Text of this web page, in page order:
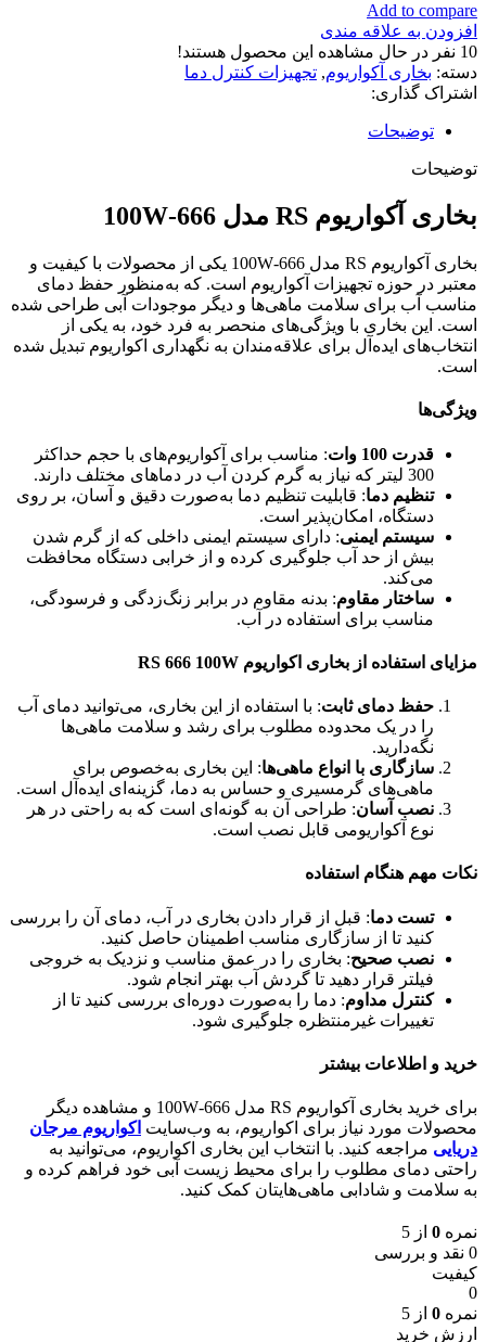
Add to compare
افزودن به علاقه مندی
10 نفر در حال مشاهده این محصول هستند!
دسته: بخاری آکواریوم, تجهیزات کنترل دما
اشتراک گذاری:
توضیحات
توضیحات
بخاری آکواریوم RS مدل 666-100W
بخاری آکواریوم RS مدل 666-100W یکی از محصولات با کیفیت و
معتبر در حوزه تجهیزات آکواریوم است. که به‌منظور حفظ دمای
مناسب آب برای سلامت ماهی‌ها و دیگر موجودات آبی طراحی شده
است. این بخاری با ویژگی‌های منحصر به فرد خود، به یکی از
انتخاب‌های ایده‌آل برای علاقه‌مندان به نگهداری اکواریوم تبدیل شده
است.
ویژگی‌ها
قدرت 100 وات
: مناسب برای آکواریوم‌های با حجم حداکثر
300 لیتر که نیاز به گرم کردن آب در دماهای مختلف دارند.
تنظیم دما: قابلیت تنظیم دما به‌صورت دقیق و آسان، بر روی
دستگاه، امکان‌پذیر است.
سیستم ایمنی: دارای سیستم ایمنی داخلی که از گرم شدن
بیش از حد آب جلوگیری کرده و از خرابی دستگاه محافظت
می‌کند.
ساختار مقاوم: بدنه مقاوم در برابر زنگ‌زدگی و فرسودگی،
مناسب برای استفاده در آب.
مزایای استفاده از بخاری اکواریوم RS 666 100W
حفظ دمای ثابت: با استفاده از این بخاری، می‌توانید دمای آب
را در یک محدوده مطلوب برای رشد و سلامت ماهی‌ها
نگه‌دارید.
سازگاری با انواع ماهی‌ها: این بخاری به‌خصوص برای
ماهی‌های گرمسیری و حساس به دما، گزینه‌ای ایده‌آل است.
نصب آسان: طراحی آن به گونه‌ای است که به راحتی در هر
نوع آکواریومی قابل نصب است.
نکات مهم هنگام استفاده
تست دما: قبل از قرار دادن بخاری در آب، دمای آن را بررسی
کنید تا از سازگاری مناسب اطمینان حاصل کنید.
نصب صحیح: بخاری را در عمق مناسب و نزدیک به خروجی
فیلتر قرار دهید تا گردش آب بهتر انجام شود.
کنترل مداوم: دما را به‌صورت دوره‌ای بررسی کنید تا از
تغییرات غیرمنتظره جلوگیری شود.
خرید و اطلاعات بیشتر
برای خرید بخاری آکواریوم RS مدل 666-100W و مشاهده دیگر
محصولات مورد نیاز برای اکواریوم، به وب‌سایت اکواریوم مرجان
دریایی مراجعه کنید. با انتخاب این بخاری اکواریوم، می‌توانید به
راحتی دمای مطلوب را برای محیط زیست آبی خود فراهم کرده و
به سلامت و شادابی ماهی‌هایتان کمک کنید.
نمره 0 از 5
0 نقد و بررسی
کیفیت
0
نمره 0 از 5
ارزش خرید